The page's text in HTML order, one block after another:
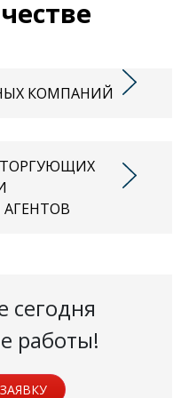
КОМПАНИЙ
сегодня
работы!